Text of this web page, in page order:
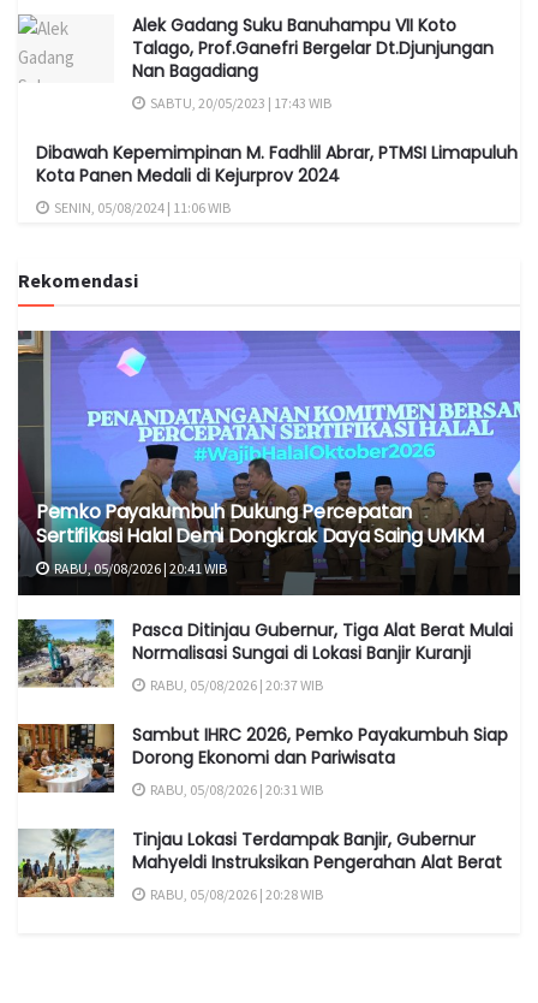
Alek Gadang Suku Banuhampu VII Koto
Talago, Prof.Ganefri Bergelar Dt.Djunjungan
Nan Bagadiang
SABTU, 20/05/2023 | 17:43 WIB
Dibawah Kepemimpinan M. Fadhlil Abrar, PTMSI Limapuluh
Kota Panen Medali di Kejurprov 2024
SENIN, 05/08/2024 | 11:06 WIB
Rekomendasi
Pemko Payakumbuh Dukung Percepatan
Sertifikasi Halal Demi Dongkrak Daya Saing UMKM
RABU, 05/08/2026 | 20:41 WIB
Pasca Ditinjau Gubernur, Tiga Alat Berat Mulai
Normalisasi Sungai di Lokasi Banjir Kuranji
RABU, 05/08/2026 | 20:37 WIB
Sambut IHRC 2026, Pemko Payakumbuh Siap
Dorong Ekonomi dan Pariwisata
RABU, 05/08/2026 | 20:31 WIB
Tinjau Lokasi Terdampak Banjir, Gubernur
Mahyeldi Instruksikan Pengerahan Alat Berat
RABU, 05/08/2026 | 20:28 WIB